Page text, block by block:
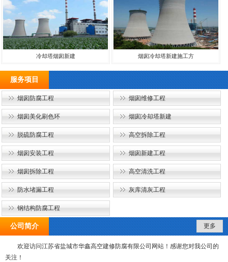
冷却塔烟囱新建 烟囱冷却塔新建施工方
服务项目
烟囱防腐工程 烟囱维修工程
烟囱美化刷色环 烟囱冷却塔新建
脱硫防腐工程 高空拆除工程
烟囱安装工程 烟囱新建工程
烟囱拆除工程 高空清洗工程
防水堵漏工程 灰库清灰工程
钢结构防腐工程
公司简介 更多
欢迎访问江苏省盐城市华鑫高空建修防腐有限公司网站！感谢您对我公司的
关注！